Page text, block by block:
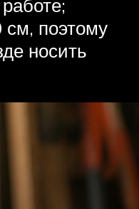
поэтому
носить